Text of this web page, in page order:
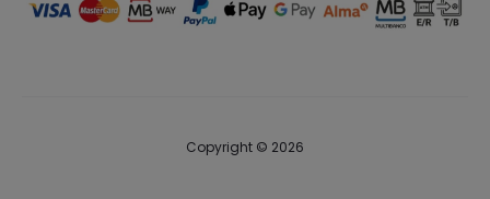
Copyright © 2026